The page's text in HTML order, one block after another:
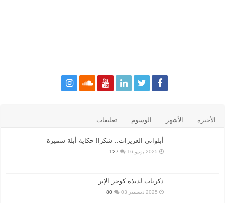
الأخيرة الأشهر الوسوم تعليقات
أبلواتي العزيزات.. شكرا! حكاية أبلة سميرة
2025 يونيو 16 127
ذكريات لذيذة كوخز الإبر
2025 ديسمبر 03 80